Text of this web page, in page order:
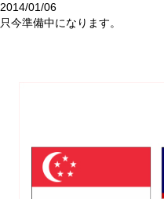
2014/01/06
只今準備中になります。